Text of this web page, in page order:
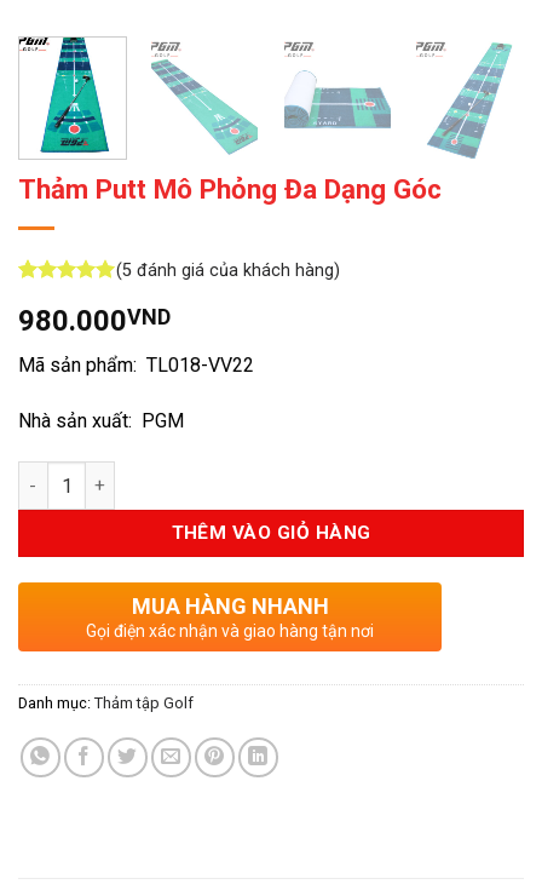
Thảm Putt Mô Phỏng Đa Dạng Góc
dựa trên
đánh giá
(5đánh giá của khách hàng)
980.000VND
Mã sản phẩm: TL018-VV22
Nhà sản xuất: PGM
Số lượng
THÊM VÀO GIỎ HÀNG
MUA HÀNG NHANH
Gọi điện xác nhận và giao hàng tận nơi
Danh mục: Thảm tập Golf